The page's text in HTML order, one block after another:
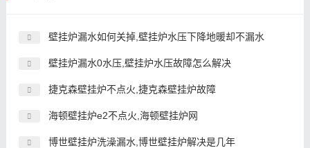
壁挂炉漏水如何关掉,壁挂炉水压下降地暖却不漏水
壁挂炉漏水0水压,壁挂炉水压故障怎么解决
捷克森壁挂炉不点火,捷克森壁挂炉故障
海顿壁挂炉e2不点火,海顿壁挂炉网
博世壁挂炉洗澡漏水,博世壁挂炉解决是几年